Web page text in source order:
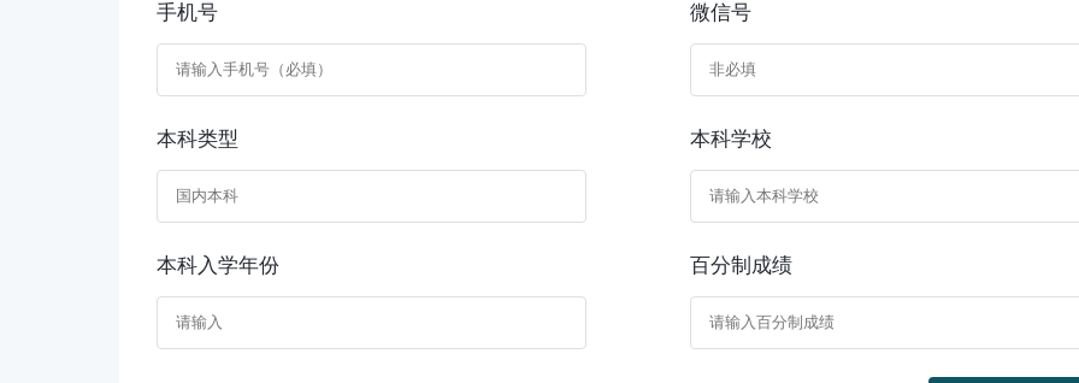
手机号 微信号
本科类型 本科学校
本科入学年份 百分制成绩